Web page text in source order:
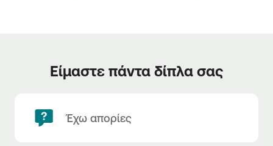
Είμαστε πάντα δίπλα σας
Έχω απορίες